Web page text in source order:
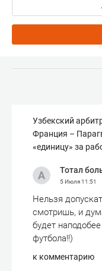
Узбекский
Франция –
«единицу» за
Тотал
5 Июля11:51
Нельзя
смотришь, и
будет
футбола!!)
к комментарию